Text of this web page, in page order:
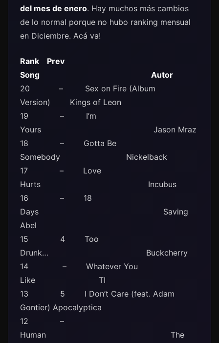
del mes de enero. Hay muchos más cambios
de lo normal porque no hubo ranking mensual
en Diciembre. Acá va!
Rank Prev
Song Autor
20 – Sex on Fire (Album
Version) Kings of Leon
19 – I’m
Yours Jason Mraz
18 – Gotta Be
Somebody Nickelback
17 – Love
Hurts Incubus
16 – 18
Days Saving
Abel
15 4 Too
Drunk… Buckcherry
14 – Whatever You
Like TI
13 5 I Don’t Care (feat. Adam
Gontier) Apocalyptica
12 –
Human The